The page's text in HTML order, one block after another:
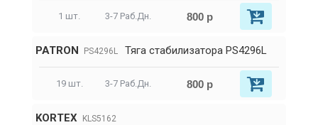
1 шт. 3-7 Раб.Дн. 800 р
PATRON PS4296L Тяга стабилизатора PS4296L
19 шт. 3-7 Раб.Дн. 800 р
KORTEX KLS5162